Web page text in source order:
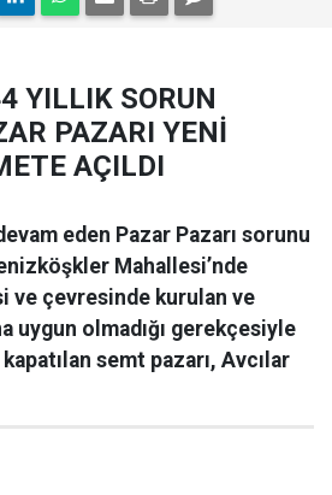
YILLIK SORUN
PAZARI YENİ
AÇILDI
eden Pazar Pazarı sorunu
Mahallesi’nde
ve çevresinde kurulan ve
uygun olmadığı gerekçesiyle
semt pazarı, Avcılar